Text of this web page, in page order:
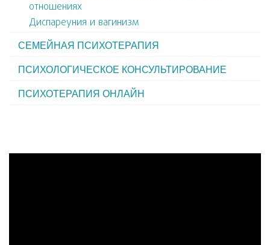
отношениях
Диспареуния и вагинизм
СЕМЕЙНАЯ ПСИХОТЕРАПИЯ
ПСИХОЛОГИЧЕСКОЕ КОНСУЛЬТИРОВАНИЕ
ПСИХОТЕРАПИЯ ОНЛАЙН